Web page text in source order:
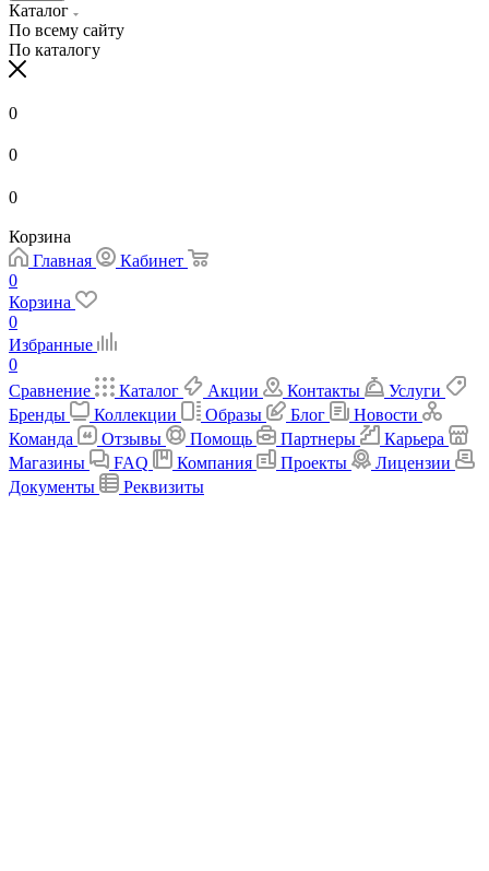
Каталог
По всему сайту
По каталогу
0
0
0
Корзина
Главная
Кабинет
0
Корзина
0
Избранные
0
Сравнение
Каталог Акции Контакты
Услуги
Бренды
Коллекции Образы Блог
Новости
Команда
Отзывы Помощь Партнеры
Карьера
Магазины
FAQ Компания Проекты
Лицензии
Документы
Реквизиты